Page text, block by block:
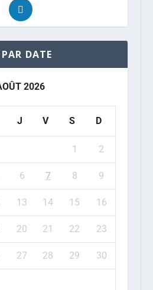
DATE
2026
J V S D
1 2
6 7 8 9
13 14 15 16
20 21 22 23
27 28 29 30